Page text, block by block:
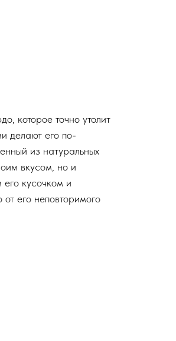
которое точно утолит
делают его по-
из натуральных
вкусом, но и
кусочком и
от его неповторимого